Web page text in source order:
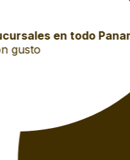
en todo
gusto